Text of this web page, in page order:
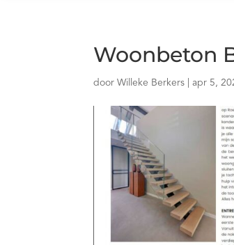
Woonbeton
doorWilleke Berkers |apr 5,